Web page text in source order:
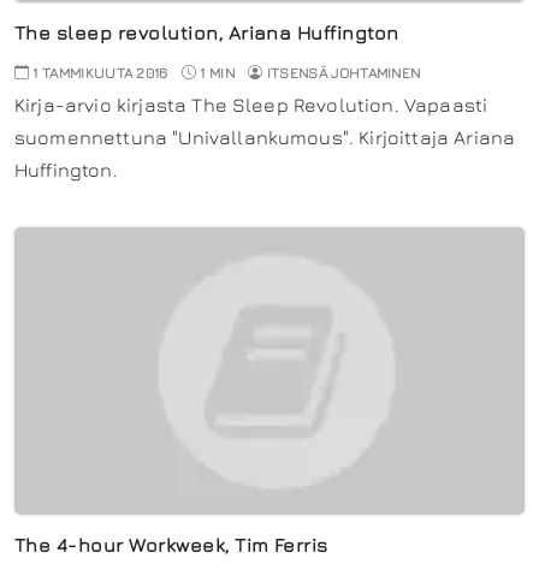
The sleep revolution, Ariana Huffington
1 TAMMIKUUTA 2016 1 MIN ITSENSÄ JOHTAMINEN
Kirja-arvio kirjasta The Sleep Revolution. Vapaasti
suomennettuna "Univallankumous". Kirjoittaja Ariana
Huffington.
The 4-hour Workweek, Tim Ferris